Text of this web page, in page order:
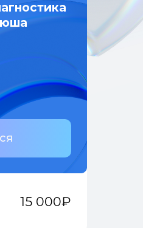
15 000₽